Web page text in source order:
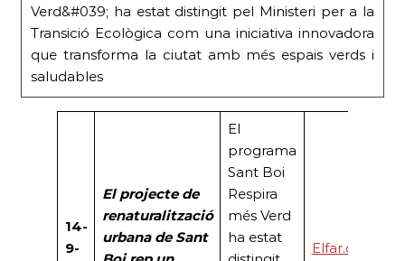
Verd&#039; ha estat distingit pel Ministeri per a la
Transició Ecològica com una iniciativa innovadora
que transforma la ciutat amb més espais verds i
saludables
14-
9-
El projecte de
renaturalització
urbana de Sant
El
programa
Sant Boi
Respira
més Verd
ha estat
Elfar.cat